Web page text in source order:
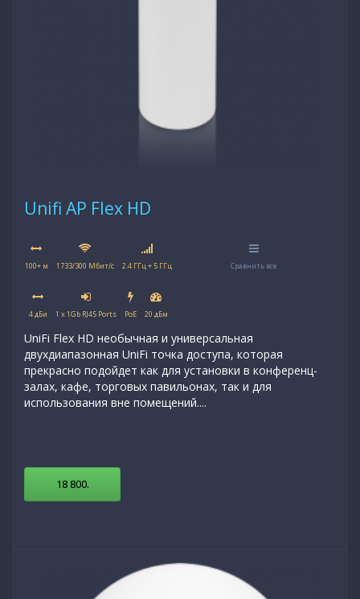
Unifi AP Flex HD
100+ м 1733/300 Мбит/с 2.4 ГГц + 5 ГГц
4 дБи 1 x 1Gb RJ45 Ports PoE 20 дБм
Сравнить все
UniFi Flex HD необычная и универсальная
двухдиапазонная UniFi точка доступа, которая
прекрасно подойдет как для установки в конференц-
залах, кафе, торговых павильонах, так и для
использования вне помещений....
18 800.